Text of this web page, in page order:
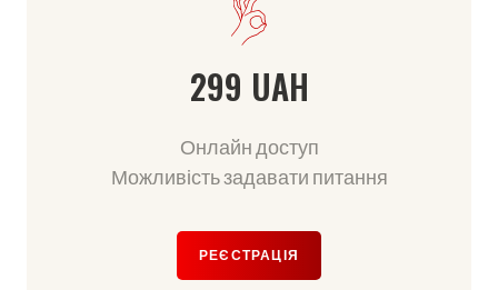
299 UAH
Онлайн доступ
Можливість задавати питання
РЕЄСТРАЦІЯ